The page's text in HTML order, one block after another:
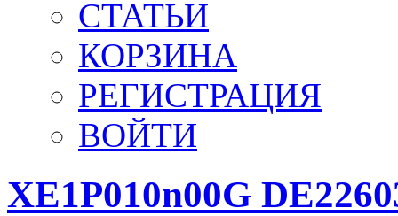
СТАТЬИ
КОРЗИНА
РЕГИСТРАЦИЯ
ВОЙТИ
XE1P010n00G